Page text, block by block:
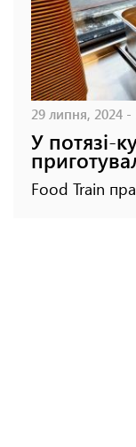
29 липня, 2024 -
У потязі-
Food Train